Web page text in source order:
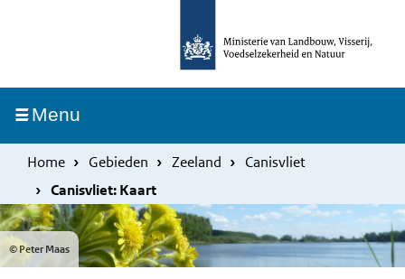
inhoud
gaan
MenuIngeklapt
Home Gebieden Zeeland
Canisvliet
Canisvliet: Kaart
© Peter Maas